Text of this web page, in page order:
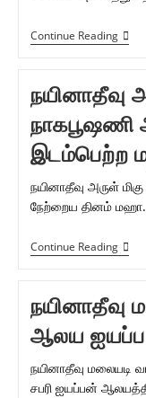
Continue Readingஸ்ரீ
நயினாதீவு
இடம்பெற்ற
நயினாதீவு அருள்
நேற்றைய தினம்
Continue Reading
அருள்
நயினாதீவு
ஆலய ஐயப்ப
நயினாதீவு மலையடி
சபரி ஐயப்பன்